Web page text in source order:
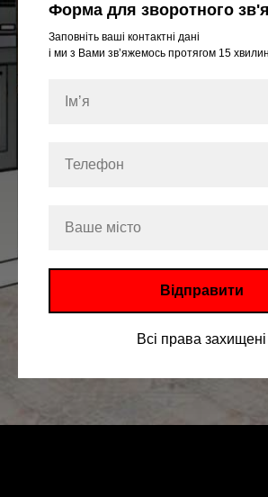
Форма для зворотного
Заповніть ваші контактні дані
і ми з Вами звʼяжемось протягом 15
Відправити
Всі права захищені